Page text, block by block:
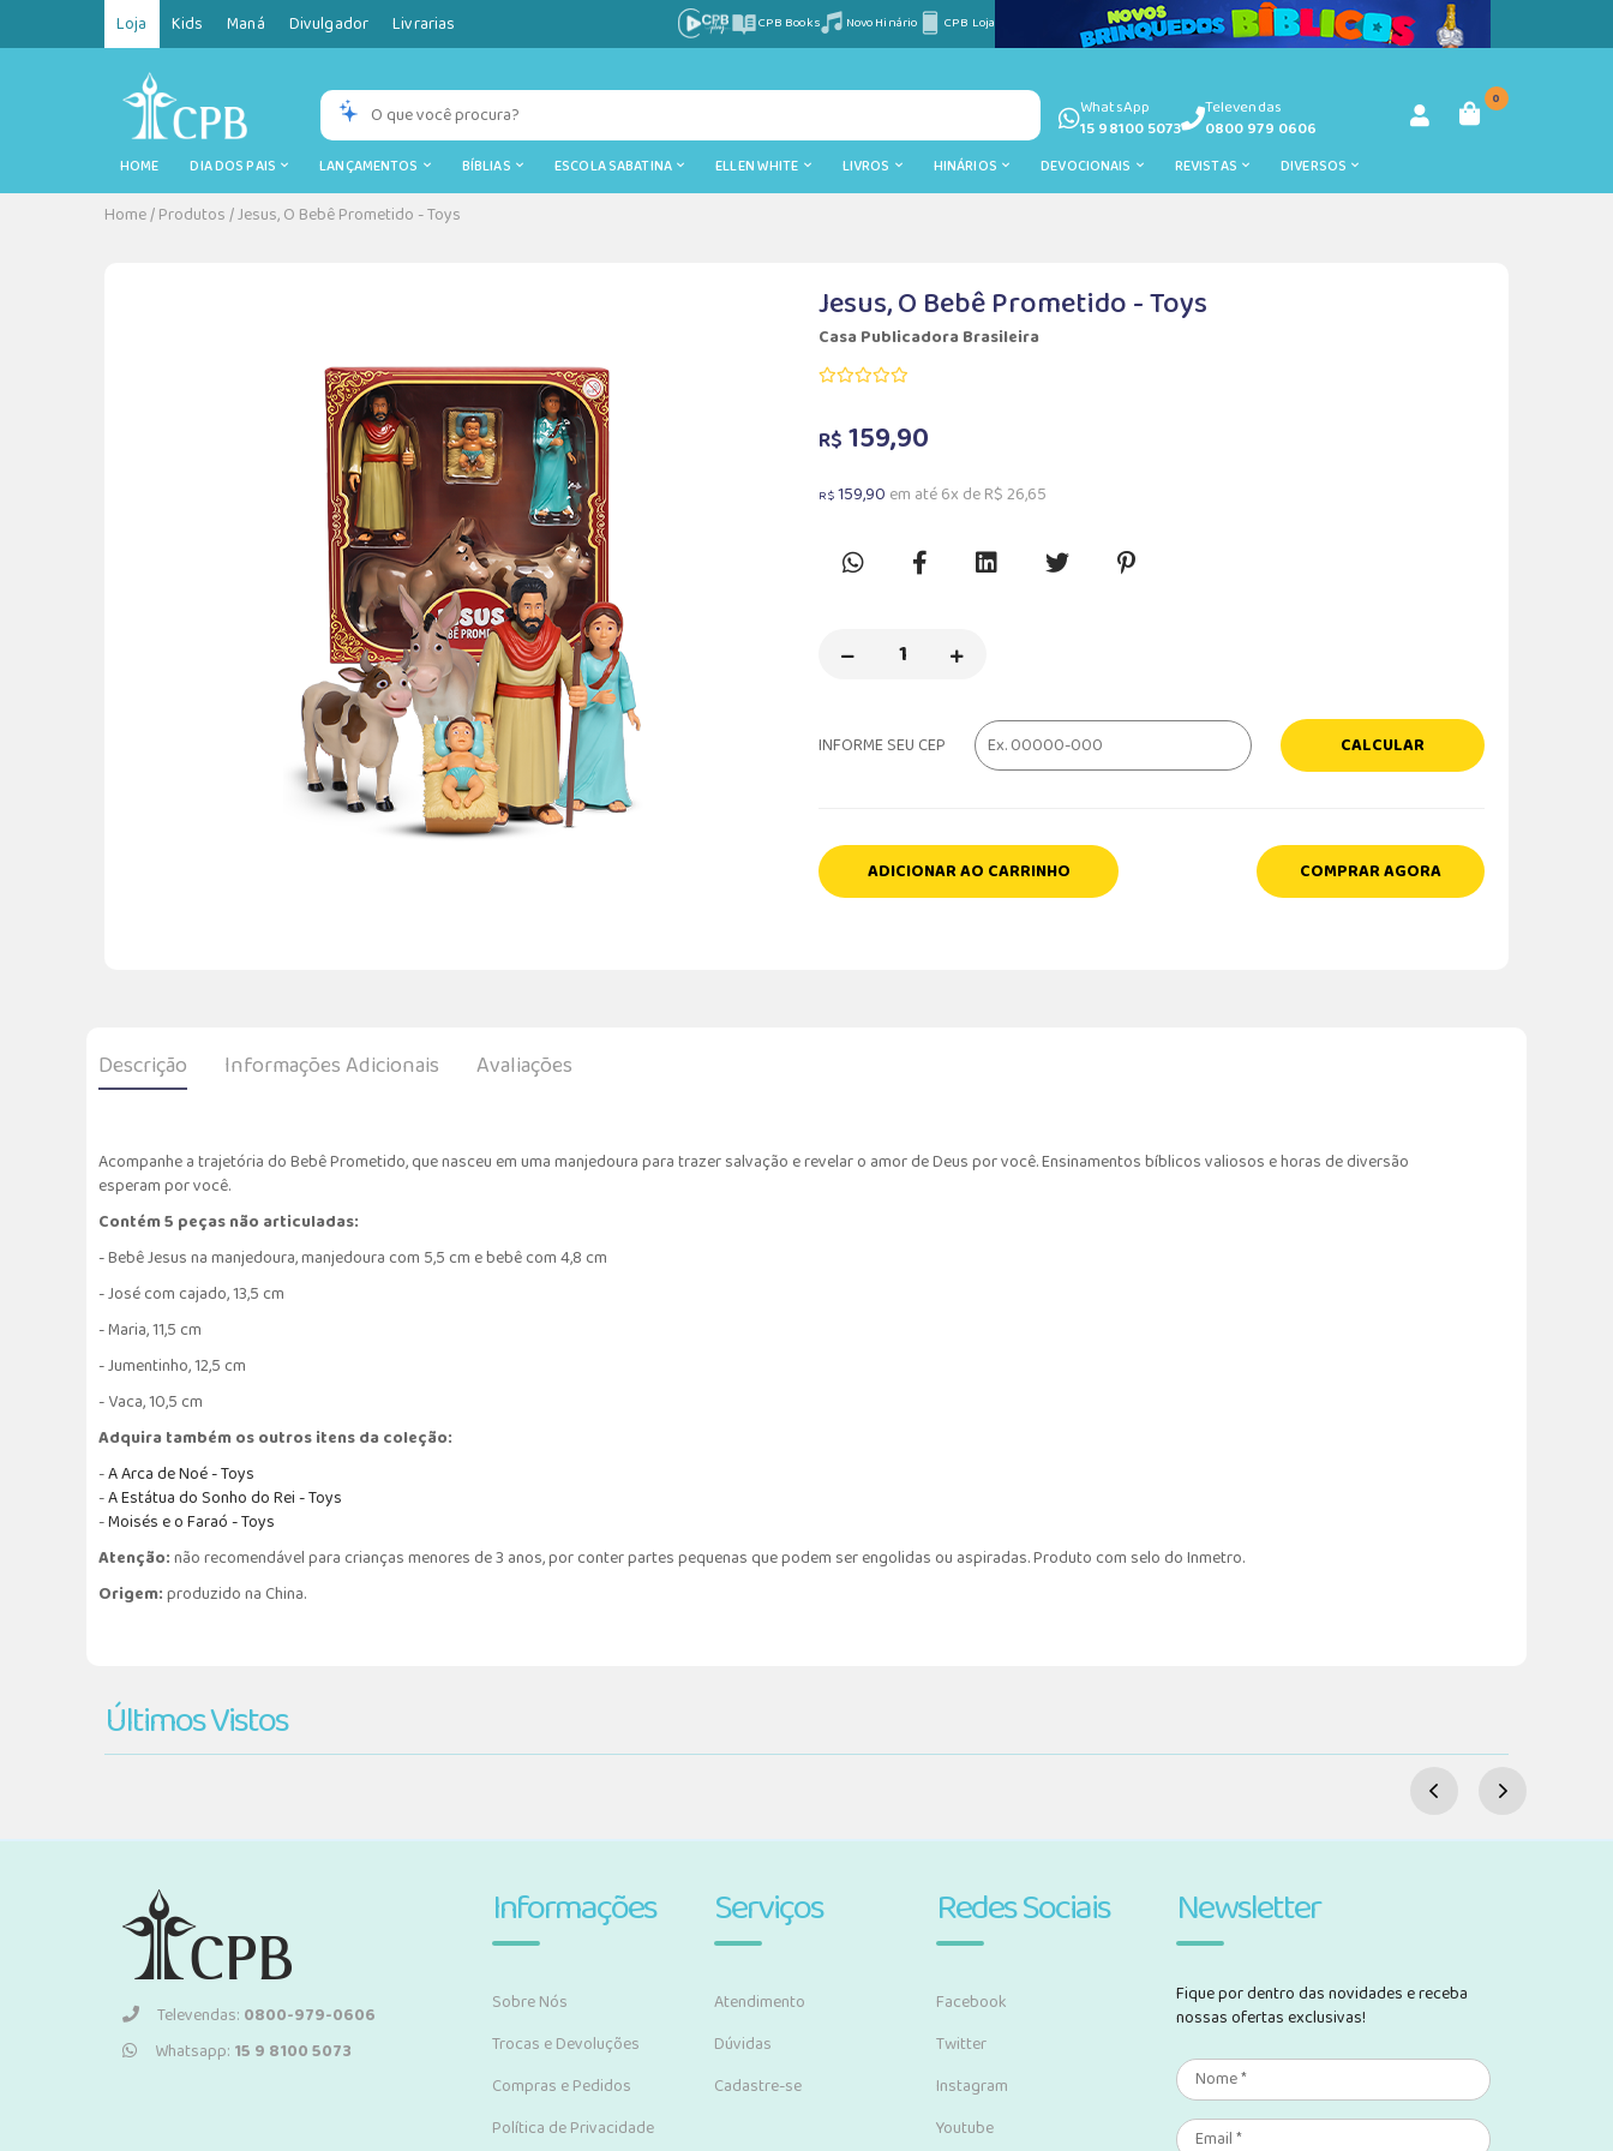
Loja Kids Maná Divulgador Livrarias CPB Books Novo Hinário CPB Loja
WhatsApp
15 98100 5073
Televendas
0800 979 0606
0
HOME DIA DOS PAIS LANÇAMENTOS BÍBLIAS ESCOLA SABATINA ELLEN WHITE LIVROS HINÁRIOS DEVOCIONAIS REVISTAS DIVERSOS
Home/Produtos/Jesus, O Bebê Prometido - Toys
Jesus, O Bebê Prometido - Toys
Casa Publicadora Brasileira
R$ 159,90
R$159,90 em até 6x de R$ 26,65
INFORME SEU CEP CALCULAR
ADICIONAR AO CARRINHO COMPRAR AGORA
Descrição Informações Adicionais Avaliações
Acompanhe a trajetória do Bebê Prometido, que nasceu em uma manjedoura para trazer salvação e revelar o amor de Deus por você. Ensinamentos bíblicos valiosos e horas de diversão
esperam por você.
Contém 5 peças não articuladas:
- Bebê Jesus na manjedoura, manjedoura com 5,5 cm e bebê com 4,8 cm
- José com cajado, 13,5 cm
- Maria, 11,5 cm
- Jumentinho, 12,5 cm
- Vaca, 10,5 cm
Adquira também os outros itens da coleção:
-A Arca de Noé - Toys
-A Estátua do Sonho do Rei - Toys
-Moisés e o Faraó - Toys
Atenção:não recomendável para crianças menores de 3 anos, por conter partes pequenas que podem ser engolidas ou aspiradas. Produto com selo do Inmetro.
Origem:produzido na China.
Últimos Vistos
Televendas: 0800-979-0606
Whatsapp: 15 9 8100 5073
Informações
Sobre Nós
Trocas e Devoluções
Compras e Pedidos
Política de Privacidade
Serviços
Atendimento
Dúvidas
Cadastre-se
Redes Sociais
Facebook
Twitter
Instagram
Youtube
Newsletter
Fique por dentro das novidades e receba
nossas ofertas exclusivas!